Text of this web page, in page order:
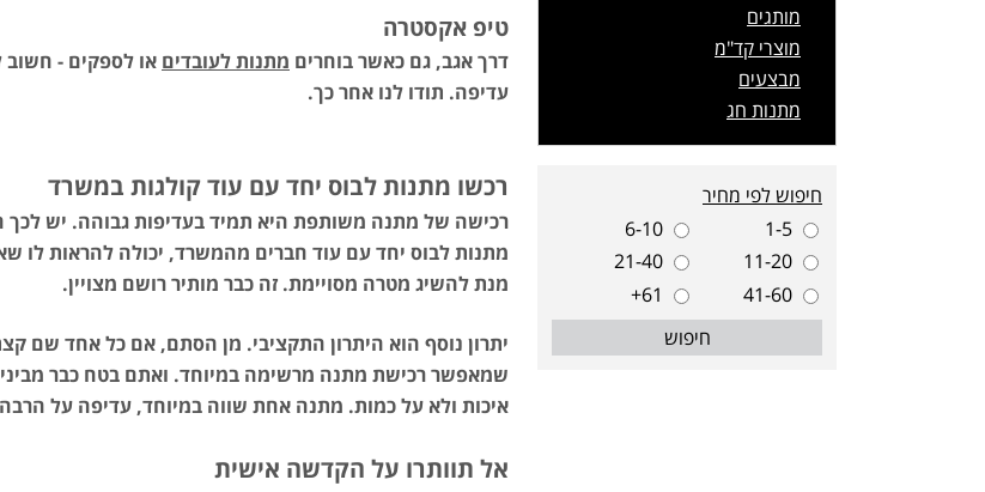
טיפ אקסטרה
דרך אגב, גם כאשר בוחרים מתנות לעובדים או לספקים -
עדיפה. תודו לנו אחר כך.
רכשו מתנות לבוס יחד עם עוד קולגות במשרד
רכישה של מתנה משותפת היא תמיד בעדיפות גבוהה. יש לכך
מתנות לבוס יחד עם עוד חברים מהמשרד, יכולה להראות לו
מנת להשיג מטרה מסויימת. זה כבר מותיר רושם מצויין.
יתרון נוסף הוא היתרון התקציבי. מן הסתם, אם כל אחד שם
שמאפשר רכישת מתנה מרשימה במיוחד. ואתם בטח כבר
איכות ולא על כמות. מתנה אחת שווה במיוחד, עדיפה על הרבה
אל תוותרו על הקדשה אישית
מותגים
מוצרי קד"מ
מבצעים
מתנות חג
חיפוש לפי מחיר
1-5
6-10
11-20
21-40
41-60
61+
חיפוש